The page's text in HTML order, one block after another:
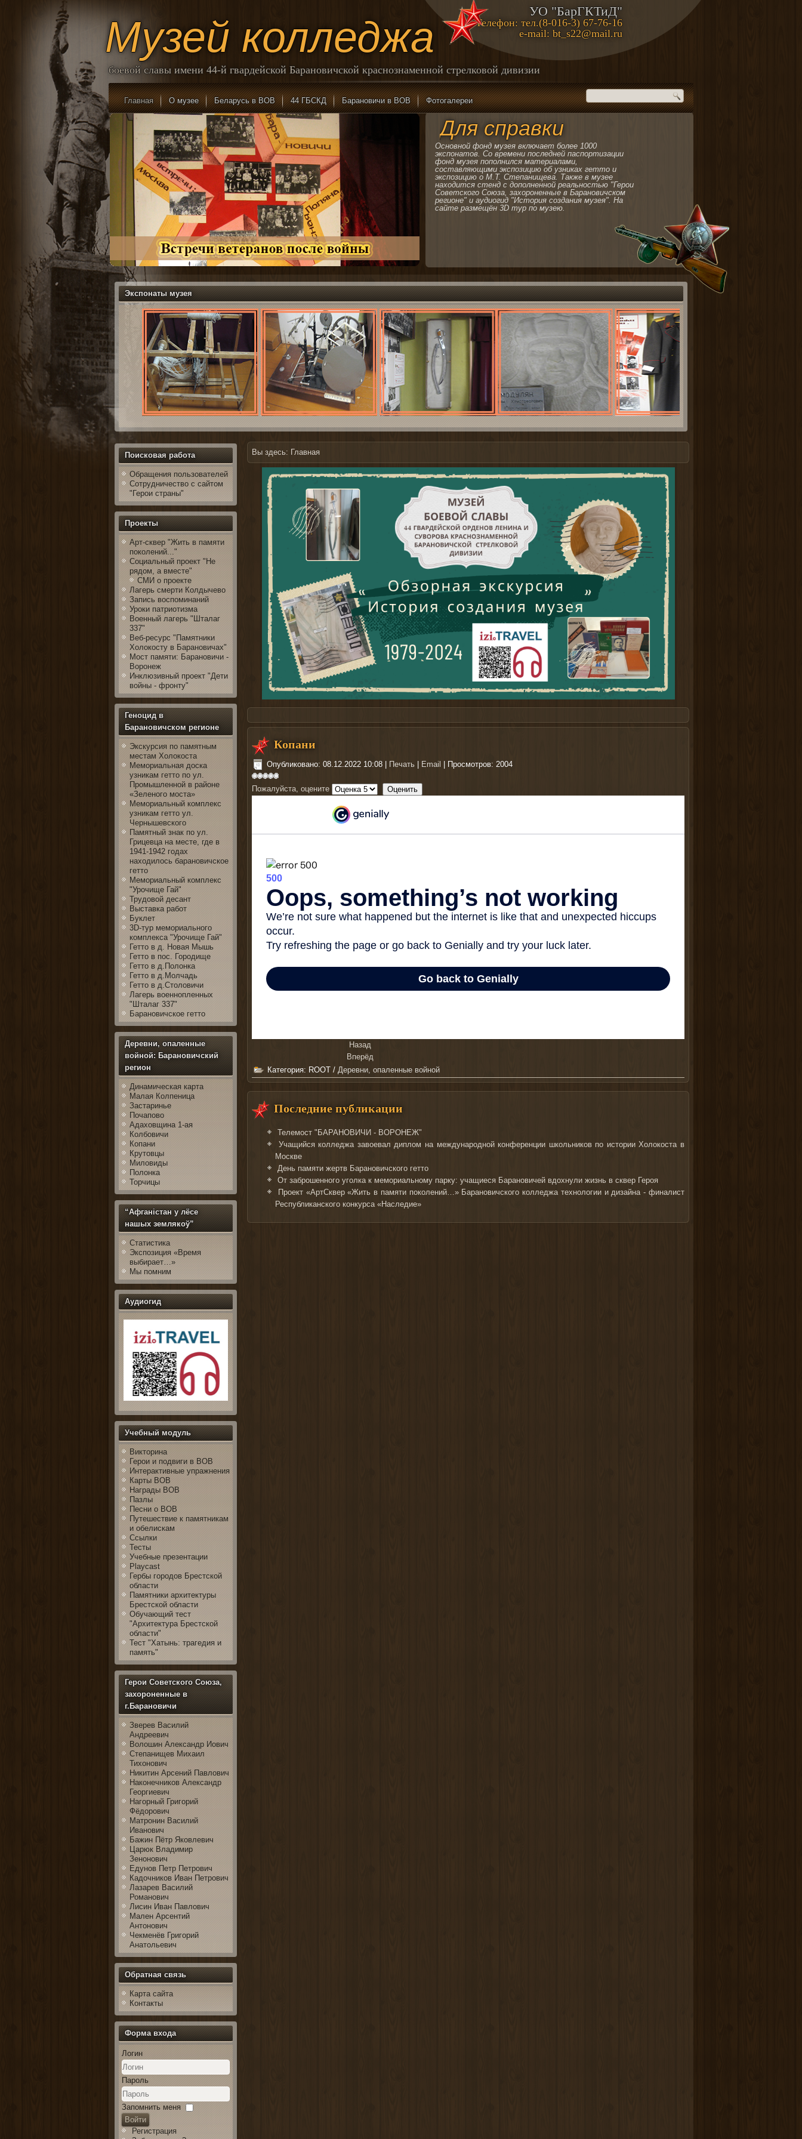
Основной фонд музея включает более 1000
экспонатов. Со времени последней паспортизации
фонд музея пополнился материалами,
составляющими экспозицию об узниках гетто и
экспозицию о М.Т. Степанищева. Также в музее
находится стенд с дополненной реальностью "Герои
Советского Союза, захороненные в Барановичском
регионе" и аудиогид "История создания музея". На
сайте размещён 3D тур по музею.
УО "БарГКТиД"
Телефон: тел.(8-016-3) 67-76-16
e-mail: bt_s22@mail.ru
Для справки
Музей колледжа
боевой славы имени 44-й гвардейской Барановичской краснознаменной стрелковой дивизии
Главная О музее Беларусь в ВОВ 44 ГБСКД Барановичи в ВОВ Фотогалереи
Экспонаты музея
Поисковая работа
Обращения пользователей
Сотрудничество с сайтом
"Герои страны"
Проекты
Арт-сквер "Жить в памяти
поколений..."
Социальный проект "Не
рядом, а вместе"
СМИ о проекте
Лагерь смерти Колдычево
Запись воспоминаний
Уроки патриотизма
Военный лагерь "Шталаг
337"
Веб-ресурс "Памятники
Холокосту в Барановичах"
Мост памяти: Барановичи -
Воронеж
Инклюзивный проект "Дети
войны - фронту"
Геноцид в
Барановичском регионе
Экскурсия по памятным
местам Холокоста
Мемориальная доска
узникам гетто по ул.
Промышленной в районе
«Зеленого моста»
Мемориальный комплекс
узникам гетто ул.
Чернышевского
Памятный знак по ул.
Грицевца на месте, где в
1941-1942 годах
находилось барановичское
гетто
Мемориальный комплекс
"Урочище Гай"
Трудовой десант
Выставка работ
Буклет
3D-тур мемориального
комплекса "Урочище Гай"
Гетто в д. Новая Мышь
Гетто в пос. Городище
Гетто в д.Полонка
Гетто в д.Молчадь
Гетто в д.Столовичи
Лагерь военнопленных
"Шталаг 337"
Барановичское гетто
Деревни, опаленные
войной: Барановичский
регион
Динамическая карта
Малая Колпеница
Застаринье
Почапово
Адаховщина 1-ая
Колбовичи
Копани
Крутовцы
Миловиды
Полонка
Торчицы
“Афганістан у лёсе
нашых землякоў”
Статистика
Экспозиция «Время
выбирает…»
Мы помним
Аудиогид
Учебный модуль
Викторина
Герои и подвиги в ВОВ
Интерактивные упражнения
Карты ВОВ
Награды ВОВ
Пазлы
Песни о ВОВ
Путешествие к памятникам
и обелискам
Ссылки
Тесты
Учебные презентации
Playcast
Гербы городов Брестской
области
Памятники архитектуры
Брестской области
Обучающий тест
"Архитектура Брестской
области"
Тест "Хатынь: трагедия и
память"
Герои Советского Союза,
захороненные в
г.Барановичи
Зверев Василий
Андреевич
Волошин Александр Иович
Степанищев Михаил
Тихонович
Никитин Арсений Павлович
Наконечников Александр
Георгиевич
Нагорный Григорий
Фёдорович
Матронин Василий
Иванович
Бажин Пётр Яковлевич
Царюк Владимир
Зенонович
Едунов Петр Петрович
Кадочников Иван Петрович
Лазарев Василий
Романович
Лисин Иван Павлович
Мален Арсентий
Антонович
Чекменёв Григорий
Анатольевич
Обратная связь
Карта сайта
Контакты
Форма входа
Логин
Пароль
Запомнить меня
Войти
Регистрация
Вы здесь: Главная
Копани
Опубликовано: 08.12.2022 10:08 Печать Email | Просмотров: 2004
Пожалуйста, оцените
Назад
Вперёд
Категория: ROOT / Деревни, опаленные войной
Последние публикации
Телемост "БАРАНОВИЧИ - ВОРОНЕЖ"
Учащийся колледжа завоевал диплом на международной конференции школьников по истории Холокоста в
Москве
День памяти жертв Барановичского гетто
От заброшенного уголка к мемориальному парку: учащиеся Барановичей вдохнули жизнь в сквер Героя
Проект «АртСквер «Жить в памяти поколений…» Барановичского колледжа технологии и дизайна - финалист
Республиканского конкурса «Наследие»